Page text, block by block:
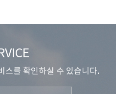
스를 확인하실 수 있습니다.